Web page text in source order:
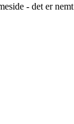
- det er nemt